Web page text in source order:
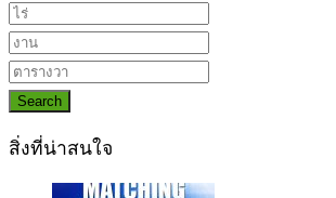
Search
สิ่งที่น่าสนใจ